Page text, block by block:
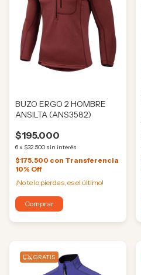
BUZO ERGO 2 HOMBRE
ANSILTA (ANS3582)
$195.000
6x $32.500 sin interés
$175.500 con Transferencia
10% Off
¡No te lo pierdas, es el último!
Comprar
GRATIS